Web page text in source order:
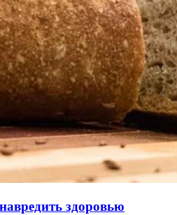
здоровью